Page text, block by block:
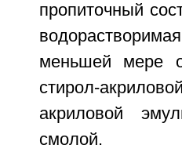
пропиточный
меньшей мере
стирол-
акриловой
смолой.